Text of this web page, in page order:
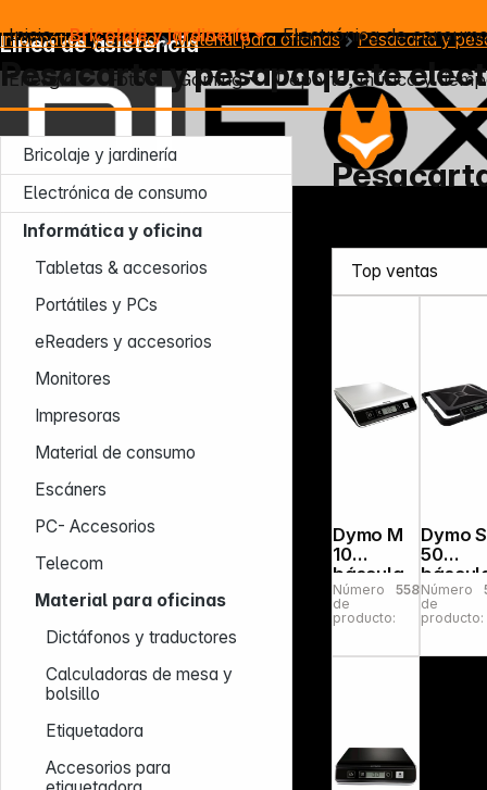
Inicio Bricolaje y jardinería Electrónica de
Energía Foto Gaming Deporte, música y
Informática y oficina Material para oficinas Pesacarta y
Pesacarta y pesapaquete
Bricolaje y jardinería
Electrónica de consumo
Informática y oficina
Tabletas & accesorios
Portátiles y PCs
eReaders y accesorios
Monitores
Impresoras
Material de consumo
Escáners
PC- Accesorios
Telecom
Material para oficinas
Dictáfonos y traductores
Calculadoras de mesa y
bolsillo
Etiquetadora
Accesorios para
Dymo M
10
báscula
para
cartas /
paquetes
10 kg
Número
de
producto:
558838
Dymo S
50
para
50 kg
Número
de
producto:
Línea de asistencia
Lun – Jue: 7:30 – 16:30 (CET)
Vie: 7:30 – 13:30 (CET)
Tel.: +49 931 9708 - 466